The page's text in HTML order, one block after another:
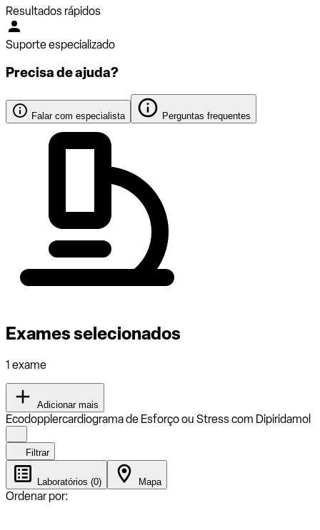
Resultados rápidos
Suporte especializado
Precisa de ajuda?
Falar com especialista Perguntas frequentes
Exames selecionados
1 exame
Adicionar mais
Ecodopplercardiograma de Esforço ou Stress com Dipiridamol
Filtrar
Laboratórios (0) Mapa
Ordenar por: